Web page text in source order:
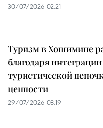
30/07/2026 02:21
Туризм в Хошимине
благодаря интеграции
туристической
ценности
29/07/2026 08:19